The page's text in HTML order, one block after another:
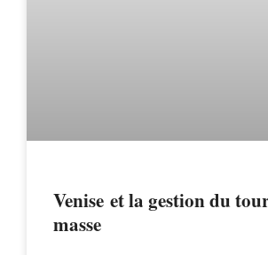
Venise et la gestion du
masse